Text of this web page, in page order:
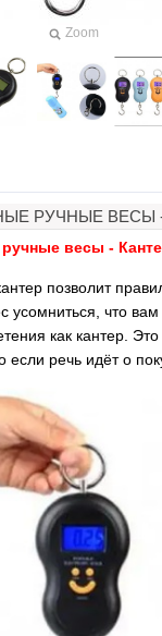
3D
Zoom
РУЧНЫЕ ВЕСЫ
весы -
позволит
усомниться, что
как кантер.
если речь идёт о